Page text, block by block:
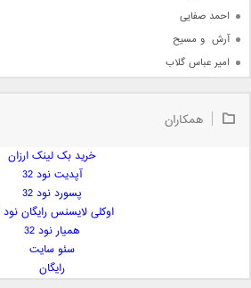
احمد صفایی
آرش  و مسیح
امیر عباس گلاب
امیر علی
همکاران
خرید بک لینک ارزان
آپدیت نود 32
پسورد نود 32
اوکلی لایسنس رایگان نود 32
همیار نود 32
سئو سایت
رایگان